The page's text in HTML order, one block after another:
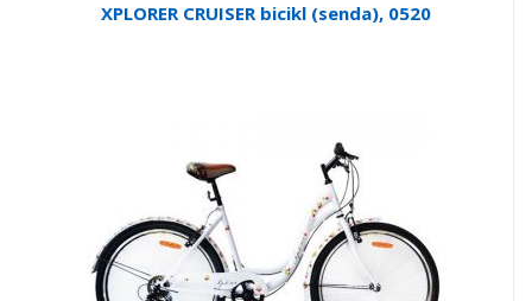
XPLORER CRUISER bicikl (senda), 0520